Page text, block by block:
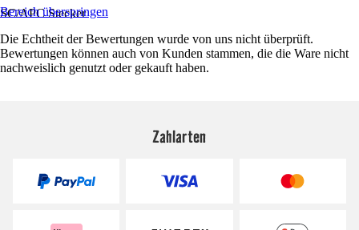
SC/APC Stecker
Bereich überspringen
Die Echtheit der Bewertungen wurde von uns nicht überprüft.
Bewertungen können auch von Kunden stammen, die die Ware nicht
nachweislich genutzt oder gekauft haben.
Zahlarten